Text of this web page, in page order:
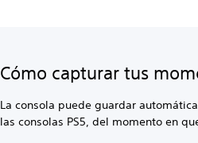
Cómo capturar tus
La consola puede guardar
las consolas PS5, del momento en